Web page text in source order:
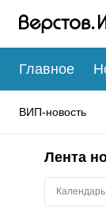
Главное
ВИП-новость
Лента